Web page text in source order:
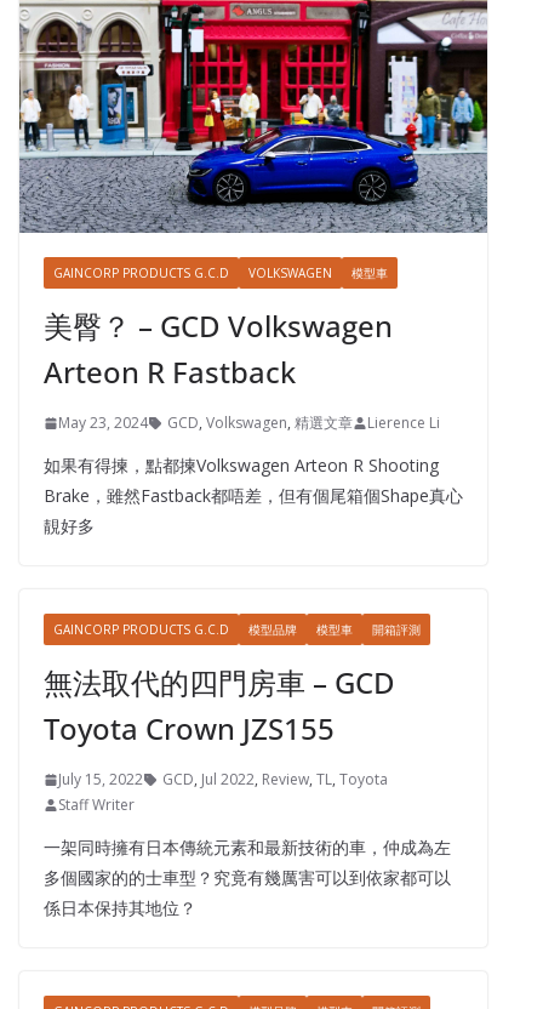
GAINCORP PRODUCTS G.C.D VOLKSWAGEN 模型車
美臀？ – GCD Volkswagen
Arteon R Fastback
May 23, 2024 GCD, Volkswagen, 精選文章 Lierence Li
如果有得揀，點都揀Volkswagen Arteon R Shooting
Brake，雖然Fastback都唔差，但有個尾箱個Shape真心
靚好多
GAINCORP PRODUCTS G.C.D 模型品牌 模型車 開箱評測
無法取代的四門房車 – GCD
Toyota Crown JZS155
July 15, 2022 GCD, Jul 2022, Review, TL, Toyota
Staff Writer
一架同時擁有日本傳統元素和最新技術的車，仲成為左
多個國家的的士車型？究竟有幾厲害可以到依家都可以
係日本保持其地位？